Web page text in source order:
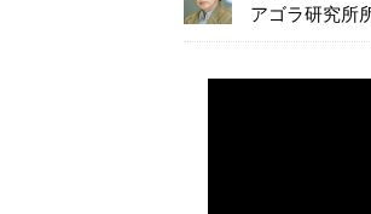
アゴラ研究所